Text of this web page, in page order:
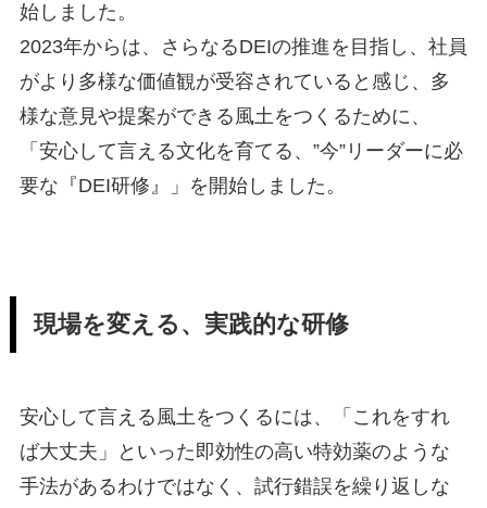
始しました。
2023年からは、さらなるDEIの推進を目指し、社員
がより多様な価値観が受容されていると感じ、多
様な意見や提案ができる風土をつくるために、
「安心して言える文化を育てる、”今”リーダーに必
要な『DEI研修』」を開始しました。
現場を変える、実践的な研修
安心して言える風土をつくるには、「これをすれ
ば大丈夫」といった即効性の高い特効薬のような
手法があるわけではなく、試行錯誤を繰り返しな